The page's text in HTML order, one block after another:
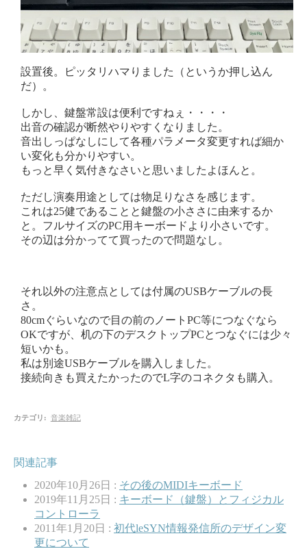
設置後。ピッタリハマりました（というか押し込ん
だ）。
しかし、鍵盤常設は便利ですねぇ・・・・
出音の確認が断然やりやすくなりました。
音出しっぱなしにして各種パラメータ変更すれば細か
い変化も分かりやすい。
もっと早く気付きなさいと思いましたよほんと。
ただし演奏用途としては物足りなさを感じます。
これは25健であることと鍵盤の小ささに由来するか
と。フルサイズのPC用キーボードより小さいです。
その辺は分かってて買ったので問題なし。
それ以外の注意点としては付属のUSBケーブルの長
さ。
80cmぐらいなので目の前のノートPC等につなぐなら
OKですが、机の下のデスクトップPCとつなぐには少々
短いかも。
私は別途USBケーブルを購入しました。
接続向きも買えたかったのでL字のコネクタも購入。
カテゴリ : 音楽雑記
関連記事
2020年10月26日 : その後のMIDIキーボード
2019年11月25日 : キーボード（鍵盤）とフィジカル
コントローラ
2011年1月20日 : 初代leSYN情報発信所のデザイン変
更について